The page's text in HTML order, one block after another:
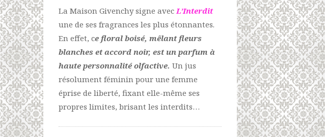
La Maison Givenchy signe avec L’Interdit
une de ses fragrances les plus étonnantes.
En effet, ce floral boisé, mêlant fleurs
blanches et accord noir, est un parfum à
haute personnalité olfactive. Un jus
résolument féminin pour une femme
éprise de liberté, fixant elle-même ses
propres limites, brisant les interdits…